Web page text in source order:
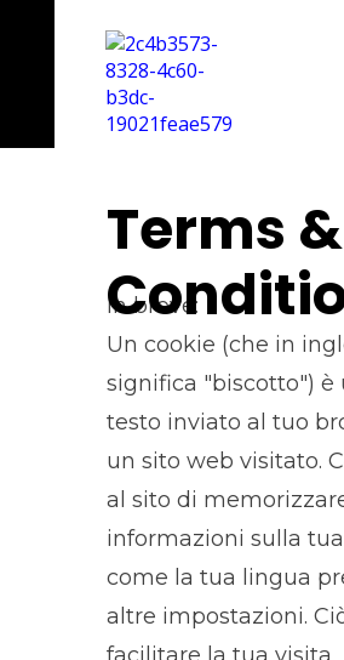
Terms &
In breve:
Un cookie (che in
significa "biscotto") è
testo inviato al tuo
un sito web visitato.
al sito di
informazioni sulla
come la tua lingua
altre impostazioni.